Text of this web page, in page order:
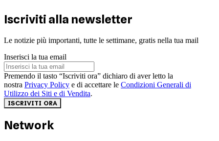
Iscriviti alla newsletter
Le notizie più importanti, tutte le settimane, gratis nella tua mail
Inserisci la tua email
Premendo il tasto “Iscriviti ora” dichiaro di aver letto la
nostra Privacy Policy e di accettare le Condizioni Generali di
Utilizzo dei Siti e di Vendita.
ISCRIVITI ORA
Network